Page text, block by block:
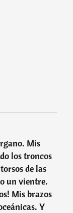
Mis
los troncos
de las
un vientre.
Mis brazos
Y